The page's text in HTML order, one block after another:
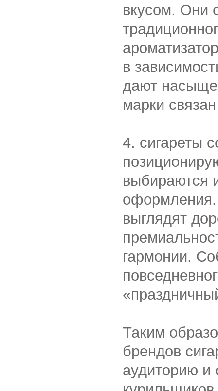
вкусом. Они
в
дают
марки
4. сигареты
выбираются
оформления.
выглядят
гармонии.
Таким
брендов
аудиторию и